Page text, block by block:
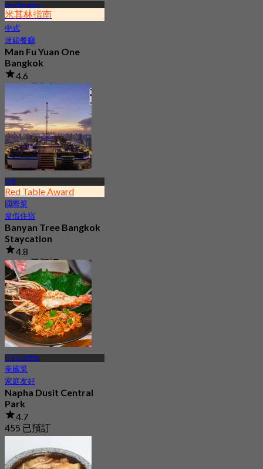
One Bangkok
米其林指南
中式
連鎖餐廳
Man Fu Yuan One
Bangkok
4.6
11.8K 已預訂
฿ 598
沙吞
Red Table Award
國際菜
度假住宿
Banyan Tree Bangkok
Staycation
4.8
19.5K 已預訂
起฿ 4,499.5
BTS 沙拉登站
泰國菜
家庭友好
Napha Dusit Central
Park
4.7
455 已預訂